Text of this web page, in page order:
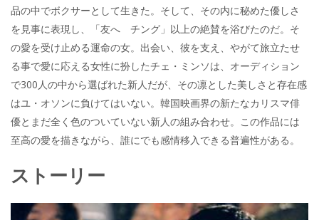
品の中でボクサーとして生きた。そして、その内に秘めた優しさ
を見事に表現し、「友へ チング」以上の絶賛を浴びたのだ。そ
の愛を受け止める運命の女。出会い、彼を支え、やがて旅立たせ
る事で愛に応える女性に扮したチェ・ミンソは、オーディション
で300人の中から選ばれた新人だが、その凛とした美しさと存在感
はユ・オソンに負けてはいない。韓国映画界の新たなカリスマ俳
優とまだ全く色のついていない新人の組み合わせ。この作品には
至高の愛を描きながら、誰にでも感情移入できる普遍性がある。
ストーリー